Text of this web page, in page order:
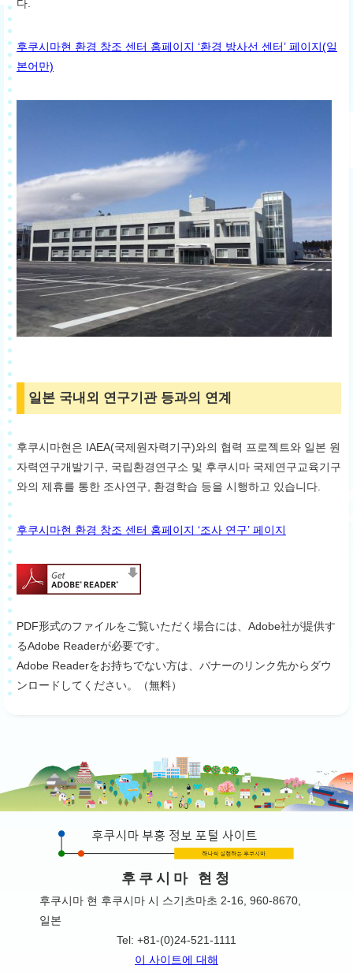
다.
후쿠시마현 환경 창조 센터 홈페이지 ‘환경 방사선 센터’ 페이지(일
본어만)
일본 국내외 연구기관 등과의 연계
후쿠시마현은 IAEA(국제원자력기구)와의 협력 프로젝트와 일본 원
자력연구개발기구, 국립환경연구소 및 후쿠시마 국제연구교육기구
와의 제휴를 통한 조사연구, 환경학습 등을 시행하고 있습니다.
후쿠시마현 환경 창조 센터 홈페이지 ‘조사 연구’ 페이지
PDF形式のファイルをご覧いただく場合には、Adobe社が提供す
るAdobe Readerが必要です。
Adobe Readerをお持ちでない方は、バナーのリンク先からダウ
ンロードしてください。（無料）
후쿠시마 현청
후쿠시마 현 후쿠시마 시 스기츠마초 2-16, 960-8670,
일본
Tel: +81-(0)24-521-1111
이 사이트에 대해